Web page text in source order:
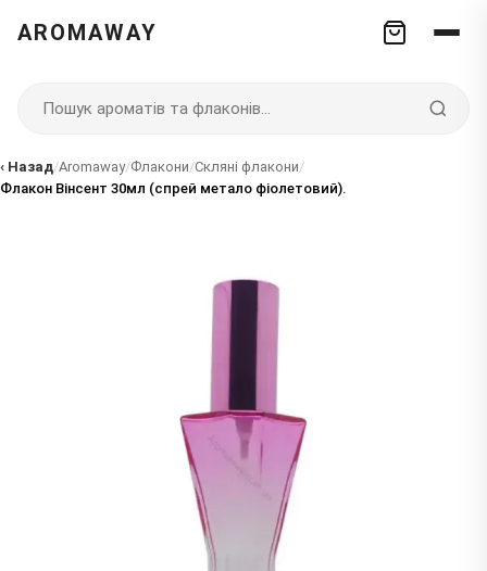
AROMAWAY
‹ Назад/Aromaway/Флакони/Скляні флакони/
Флакон Вінсент 30мл (спрей метало фіолетовий).